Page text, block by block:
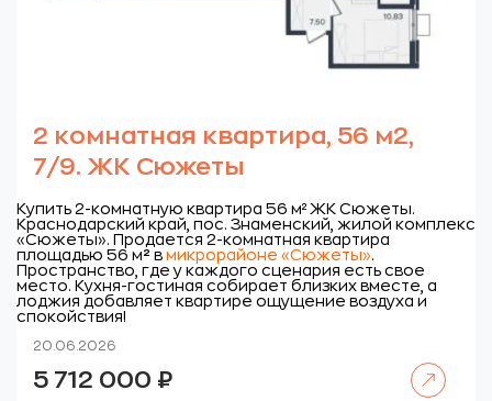
2 комнатная квартира, 56 м2,
7/9. ЖК Сюжеты
Купить 2-комнатную квартира 56 м² ЖК Сюжеты.
Краснодарский край, пос. Знаменский, жилой комплекс
«Сюжеты». Продается 2-комнатная квартира
площадью 56 м² в микрорайоне «Сюжеты».
Пространство, где у каждого сценария есть свое
место. Кухня-гостиная собирает близких вместе, а
лоджия добавляет квартире ощущение воздуха и
спокойствия!
20.06.2026
5 712 000 ₽